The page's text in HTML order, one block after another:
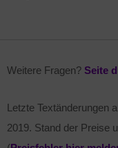
Weitere Fragen? Seite
Letzte Textänderungen
2019. Stand der Preise